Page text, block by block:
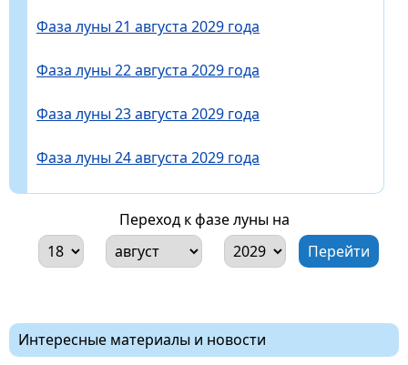
Фаза луны 21 августа 2029 года
Фаза луны 22 августа 2029 года
Фаза луны 23 августа 2029 года
Фаза луны 24 августа 2029 года
Переход к фазе луны на
Интересные материалы и новости